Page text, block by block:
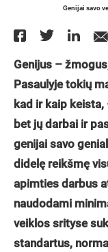
Genijai savo
Genijus –
Pasaulyje tokių
kad ir kaip keista,
bet jų darbai ir
genijai savo
didelę reikšmę
apimties darbus
naudodami
veiklos srityse
standartus,